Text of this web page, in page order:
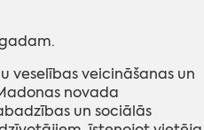
veselības veicināšanas un
novada
un sociālās